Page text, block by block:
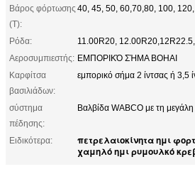
Βάρος φόρτωσης
(Τ):
40, 45, 50, 60,70,80, 100, 120,
Ρόδα:
11.00R20,
Αεροσυμπιεστής: ΕΜΠΟΡΙΚΌ ΣΉΜΑ BOHAI
Καρφίτσα
βασιλιάδων:
εμπορικό σήμα 2 ίντσας ή 3,5
σύστημα
πέδησης:
Βαλβίδα WABCO με τη
Ειδικότερα: πετρελαιοκίνητα ημι
χαμηλό ημι ρυμουλκό